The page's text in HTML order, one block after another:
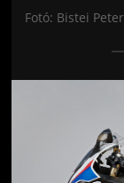
Fotó: Bistei